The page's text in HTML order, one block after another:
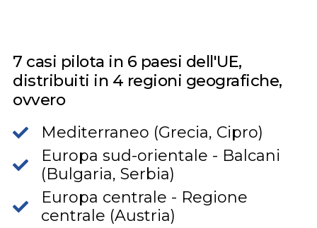
7 casi pilota in 6 paesi dell'UE,
distribuiti in 4 regioni geografiche,
ovvero
Mediterraneo (Grecia, Cipro)
Europa sud-orientale - Balcani
(Bulgaria, Serbia)
Europa centrale - Regione
centrale (Austria)